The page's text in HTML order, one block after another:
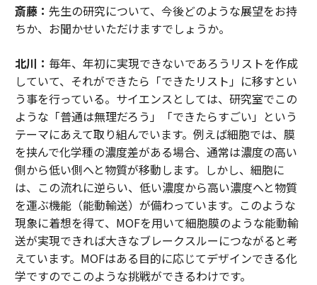
斎藤： 先生の研究について、今後どのような展望をお持
ちか、お聞かせいただけますでしょうか。
北川： 毎年、年初に実現できないであろうリストを作成
していて、それができたら「できたリスト」に移すとい
う事を行っている。サイエンスとしては、研究室でこの
ような「普通は無理だろう」「できたらすごい」という
テーマにあえて取り組んでいます。例えば細胞では、膜
を挟んで化学種の濃度差がある場合、通常は濃度の高い
側から低い側へと物質が移動します。しかし、細胞に
は、この流れに逆らい、低い濃度から高い濃度へと物質
を運ぶ機能（能動輸送）が備わっています。このような
現象に着想を得て、MOFを用いて細胞膜のような能動輸
送が実現できれば大きなブレークスルーにつながると考
えています。MOFはある目的に応じてデザインできる化
学ですのでこのような挑戦ができるわけです。